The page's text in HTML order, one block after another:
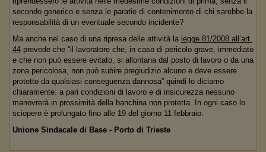
secondo generico e senza le paratie di contenimento di chi sarebbe la
responsabilità di un eventuale secondo incidente?
Ma anche nel caso di una ripresa delle attività la legge 81/2008 all’art.
44 prevede che “il lavoratore che, in caso di pericolo grave, immediato
e che non può essere evitato, si allontana dal posto di lavoro o da una
zona pericolosa, non può subire pregiudizio alcuno e deve essere
protetto da qualsiasi conseguenza dannosa” quindi lo diciamo
chiaramente: a pari condizioni di lavoro e di insicurezza nessuno
manovrerà in prossimità della banchina non protetta. In ogni caso lo
sciopero è prolungato fino alle 19 del giorno 11 febbraio.
Unione Sindacale di Base - Porto di Trieste